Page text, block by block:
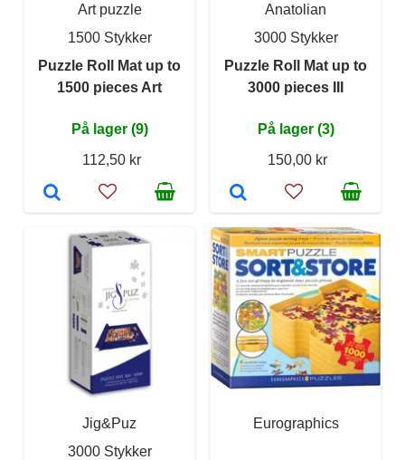
Art puzzle
1500 Stykker
Puzzle Roll Mat up to
1500 pieces Art
På lager (9)
112,50 kr
Anatolian
3000 Stykker
Puzzle Roll Mat up to
3000 pieces III
På lager (3)
150,00 kr
Jig&Puz
3000 Stykker
Eurographics